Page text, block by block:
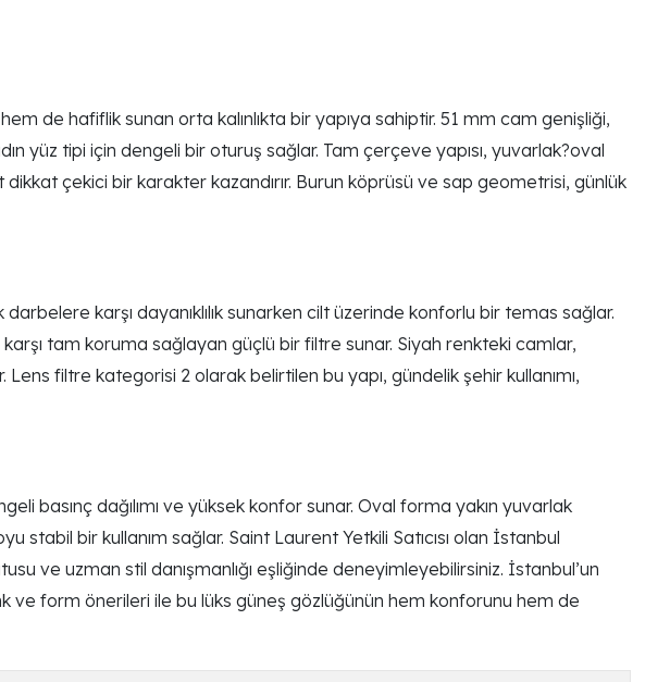
de hafiflik sunan orta kalınlıkta bir yapıya sahiptir. 51 mm cam genişliği,
yüz tipi için dengeli bir oturuş sağlar. Tam çerçeve yapısı, yuvarlak?oval
çekici bir karakter kazandırır. Burun köprüsü ve sap geometrisi, günlük
karşı dayanıklılık sunarken cilt üzerinde konforlu bir temas sağlar.
tam koruma sağlayan güçlü bir filtre sunar. Siyah renkteki camlar,
filtre kategorisi 2 olarak belirtilen bu yapı, gündelik şehir kullanımı,
basınç dağılımı ve yüksek konfor sunar. Oval forma yakın yuvarlak
bir kullanım sağlar. Saint Laurent Yetkili Satıcısı olan İstanbul
ve uzman stil danışmanlığı eşliğinde deneyimleyebilirsiniz. İstanbul’un
ve form önerileri ile bu lüks güneş gözlüğünün hem konforunu hem de